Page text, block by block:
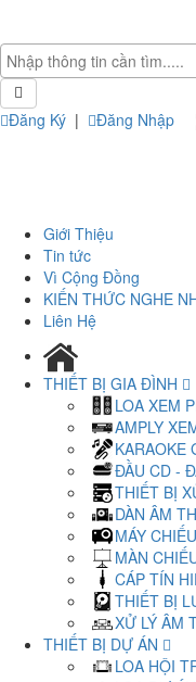
Đăng Ký | Đăng Nhập
Giới Thiệu
Tin tức
Vì Cộng Đồng
KIẾN THỨC NGHE
Liên Hệ
THIẾT BỊ GIA ĐÌNH
LOA XEM
AMPLY
KARAOKE
ĐẦU CD -
THIẾT BỊ
DÀN ÂM
MÁY CHIẾU
MÀN
CÁP TÍN
THIẾT BỊ
XỬ LÝ ÂM
THIẾT BỊ DỰ ÁN
LOA HỘI